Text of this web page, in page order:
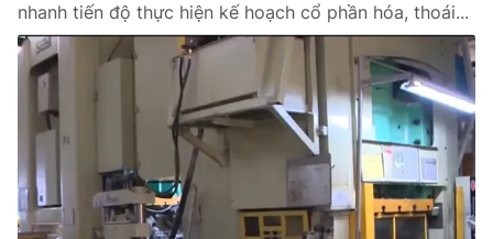
nhanh tiến độ thực hiện kế hoạch cổ phần hóa, thoái...